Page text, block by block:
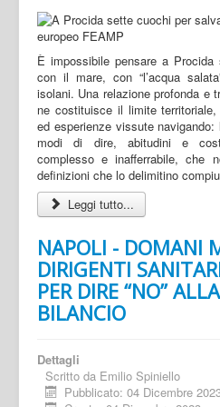
È impossibile pensare a Procida
con il mare, con “l’acqua
isolani. Una relazione profonda e
ne costituisce il limite
ed esperienze vissute
modi di dire, abitudini e
complesso e inafferrabile, che
definizioni che lo delimitino
Leggi tutto...
NAPOLI - DOMANI
DIRIGENTI
PER DIRE “NO”
BILANCIO
Dettagli
Scritto da Emilio Spiniello
Pubblicato: 04 Dicembre